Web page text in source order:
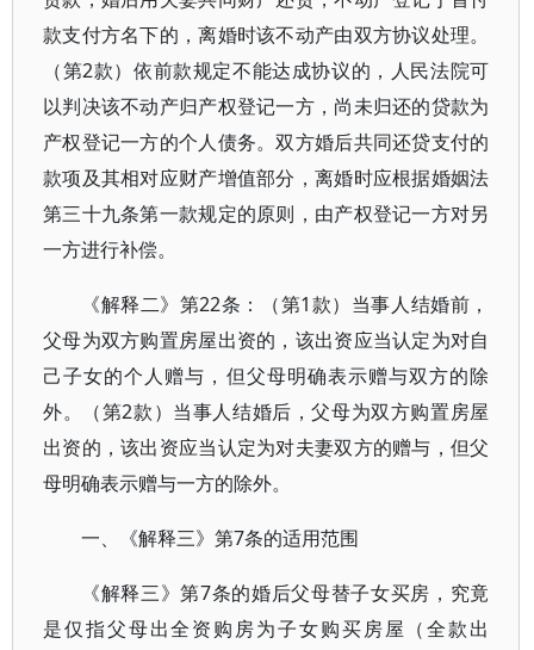
款支付方名下的，离婚时该不动产由双方协议处理。
（第2款）依前款规定不能达成协议的，人民法院可
以判决该不动产归产权登记一方，尚未归还的贷款为
产权登记一方的个人债务。双方婚后共同还贷支付的
款项及其相对应财产增值部分，离婚时应根据婚姻法
第三十九条第一款规定的原则，由产权登记一方对另
一方进行补偿。
《解释二》第22条：（第1款）当事人结婚前，
父母为双方购置房屋出资的，该出资应当认定为对自
己子女的个人赠与，但父母明确表示赠与双方的除
外。（第2款）当事人结婚后，父母为双方购置房屋
出资的，该出资应当认定为对夫妻双方的赠与，但父
母明确表示赠与一方的除外。
一、《解释三》第7条的适用范围
《解释三》第7条的婚后父母替子女买房，究竟
是仅指父母出全资购房为子女购买房屋（全款出